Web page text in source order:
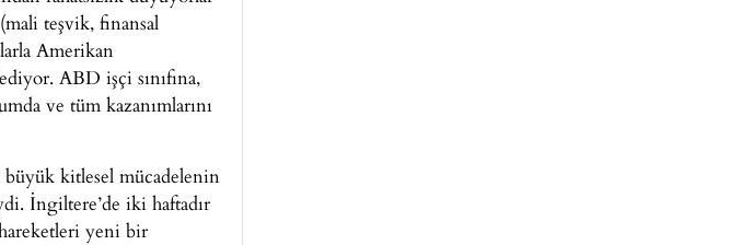
teşvik, finansal
Amerikan
ABD işçi sınıfına,
ve tüm kazanımlarını
büyük kitlesel mücadelenin
İngiltere’de iki haftadır
yeni bir